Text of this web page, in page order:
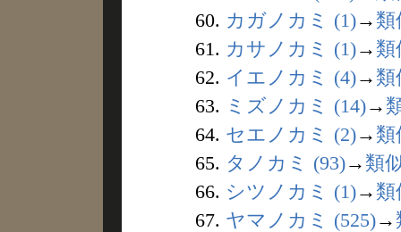
60. カガノカミ (1)→ 類
61. カサノカミ (1)→ 類
62. イエノカミ (4)→ 類
63. ミズノカミ (14)→
64. セエノカミ (2)→ 類
65. タノカミ (93)→ 類
66. シツノカミ (1)→ 類
67. ヤマノカミ (525)→